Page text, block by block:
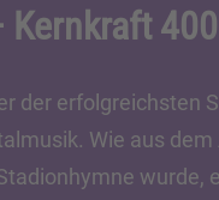
400
der erfolgreichsten
Wie aus dem
wurde,